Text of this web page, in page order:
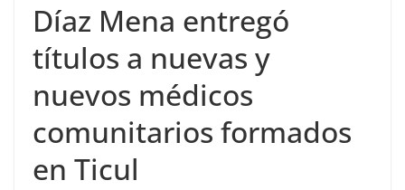
Díaz Mena entregó
títulos a nuevas y
nuevos médicos
comunitarios formados
en Ticul